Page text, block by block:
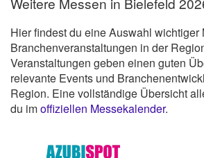
Hier findest du eine Auswahl wichtiger
Branchenveranstaltungen in der
Veranstaltungen geben einen guten
relevante Events und
Region. Eine vollständige Übersicht
du imoffiziellen Messekalender.